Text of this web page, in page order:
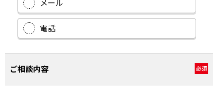
メール
電話
ご相談内容 必須